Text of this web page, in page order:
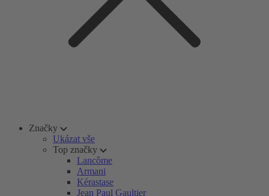
Značky
Ukázat vše
Top značky
Lancôme
Armani
Kérastase
Jean Paul Gaultier